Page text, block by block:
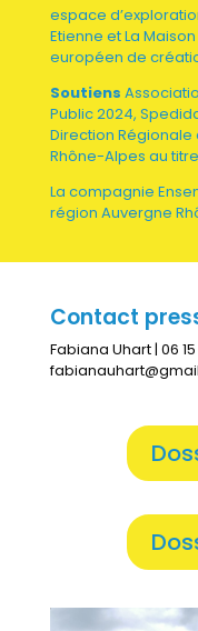
espace
Etienne et La
européen de
Soutiens
Public 2024,
Direction Régionale
Rhône-Alpes au
La compagnie
région Auvergne
Contact
Fabiana Uhart | 06 15